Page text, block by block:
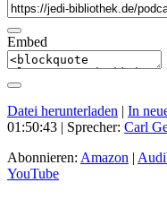
Embed
Datei herunterladen | In
01:50:43 | Sprecher: Carl
Abonnieren: Amazon |
YouTube